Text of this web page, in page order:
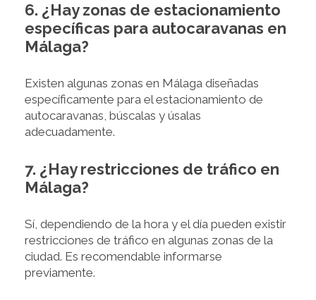
6. ¿Hay zonas de estacionamiento
específicas para autocaravanas en
Málaga?
Existen algunas zonas en Málaga diseñadas
específicamente para el estacionamiento de
autocaravanas, búscalas y úsalas
adecuadamente.
7. ¿Hay restricciones de tráfico en
Málaga?
Sí, dependiendo de la hora y el día pueden existir
restricciones de tráfico en algunas zonas de la
ciudad. Es recomendable informarse
previamente.